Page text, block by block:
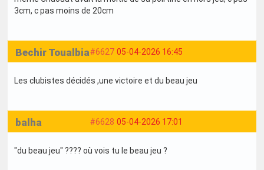
3cm, c pas moins de 20cm
#6627 05-04-2026 16:45
Bechir Toualbia
Les clubistes décidés ,une victoire et du beau jeu
#6628 05-04-2026 17:01
balha
"du beau jeu" ???? où vois tu le beau jeu ?